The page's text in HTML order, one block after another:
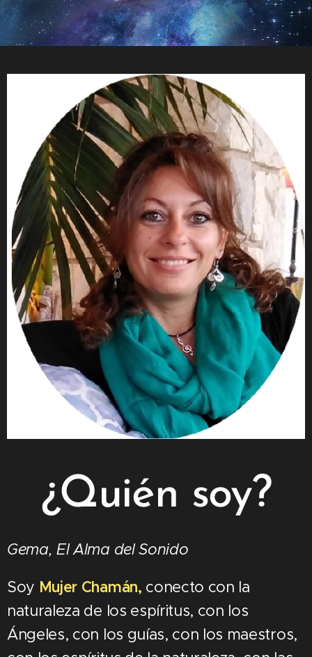
¿Quién soy?
Gema, El Alma del Sonido
Soy Mujer Chamán, conecto con la
naturaleza de los espíritus, con los
Ángeles, con los guías, con los maestros,